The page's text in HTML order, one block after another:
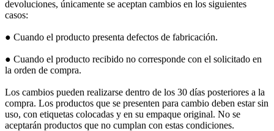
devoluciones, únicamente se aceptan cambios en los siguientes
casos:
● Cuando el producto presenta defectos de fabricación.
● Cuando el producto recibido no corresponde con el solicitado en
la orden de compra.
Los cambios pueden realizarse dentro de los 30 días posteriores a la
compra. Los productos que se presenten para cambio deben estar sin
uso, con etiquetas colocadas y en su empaque original. No se
aceptarán productos que no cumplan con estas condiciones.